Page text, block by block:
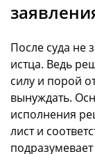
После суда не
истца. Ведь
силу и порой
вынуждать.
исполнения
лист и